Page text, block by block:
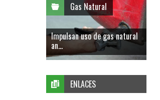
Gas Natural
Impulsan uso de gas natural
an...
ENLACES